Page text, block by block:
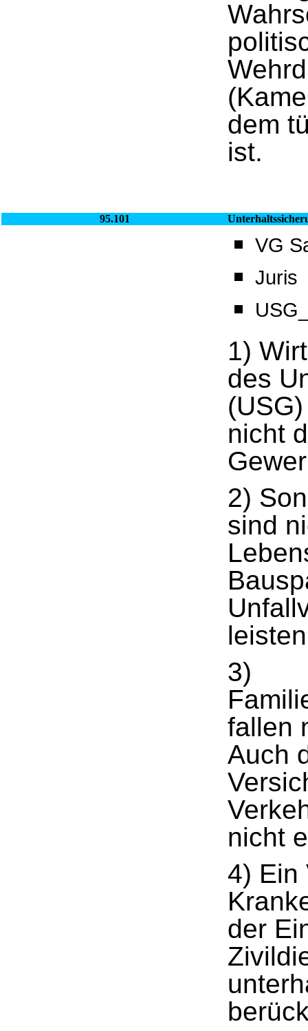
dem
ist.
95.101
VG
Juris
1)
des
nicht
2)
sind
3)
fallen
Auch
nicht
4) Ein
der